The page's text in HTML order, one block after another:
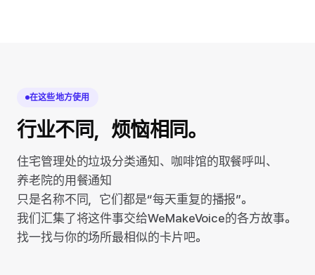
在这些地方使用
行业不同，烦恼相同。
住宅管理处的垃圾分类通知、咖啡馆的取餐呼叫、
养老院的用餐通知
只是名称不同，它们都是“每天重复的播报”。
我们汇集了将这件事交给WeMakeVoice的各方故事。
找一找与你的场所最相似的卡片吧。